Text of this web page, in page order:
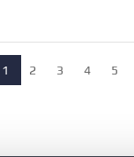
1 2 3 4 5